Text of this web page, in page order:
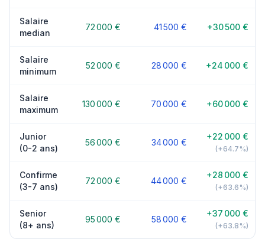
Salaire
median
72 000 € 41 500 € +30 500 €
Salaire
minimum
52 000 € 28 000 € +24 000 €
Salaire
maximum
130 000 € 70 000 € +60 000 €
Junior
(0-2 ans)
56 000 € 34 000 €
+22 000 €
(+64.7%)
Confirme
(3-7 ans)
72 000 € 44 000 €
+28 000 €
(+63.6%)
Senior
(8+ ans)
95 000 € 58 000 €
+37 000 €
(+63.8%)